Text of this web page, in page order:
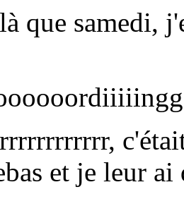
que samedi,
et je leur ai